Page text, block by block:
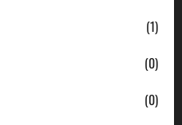
(1)
(0)
(0)